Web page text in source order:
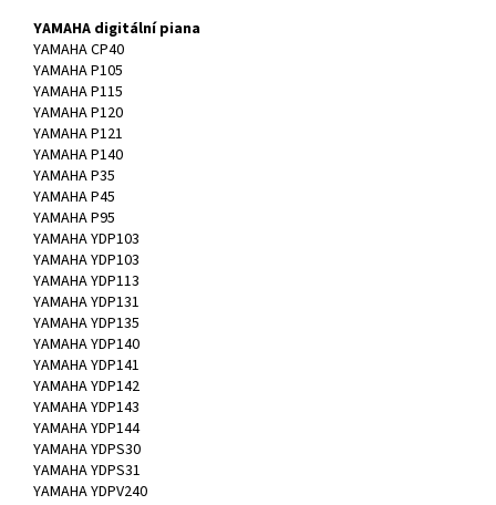
YAMAHA digitální piana
YAMAHA CP40
YAMAHA P105
YAMAHA P115
YAMAHA P120
YAMAHA P121
YAMAHA P140
YAMAHA P35
YAMAHA P45
YAMAHA P95
YAMAHA YDP103
YAMAHA YDP103
YAMAHA YDP113
YAMAHA YDP131
YAMAHA YDP135
YAMAHA YDP140
YAMAHA YDP141
YAMAHA YDP142
YAMAHA YDP143
YAMAHA YDP144
YAMAHA YDPS30
YAMAHA YDPS31
YAMAHA YDPV240